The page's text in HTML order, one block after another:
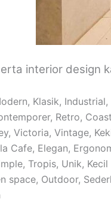
interior design
Klasik, Industrial,
Retro,
Victoria, Vintage,
Cafe, Elegan,
Tropis, Unik, Kecil
space, Outdoor,